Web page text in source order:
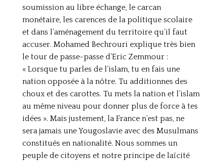
soumission au libre échange, le carcan
monétaire, les carences de la politique scolaire
et dans l’aménagement du territoire qu’il faut
accuser. Mohamed Bechrouri explique très bien
le tour de passe-passe d’Eric Zemmour :
« Lorsque tu parles de l’islam, tu en fais une
nation opposée à la nôtre. Tu additionnes des
choux et des carottes. Tu mets la nation et l’islam
au même niveau pour donner plus de force à tes
idées ». Mais justement, la France n’est pas, ne
sera jamais une Yougoslavie avec des Musulmans
constitués en nationalité. Nous sommes un
peuple de citoyens et notre principe de laïcité